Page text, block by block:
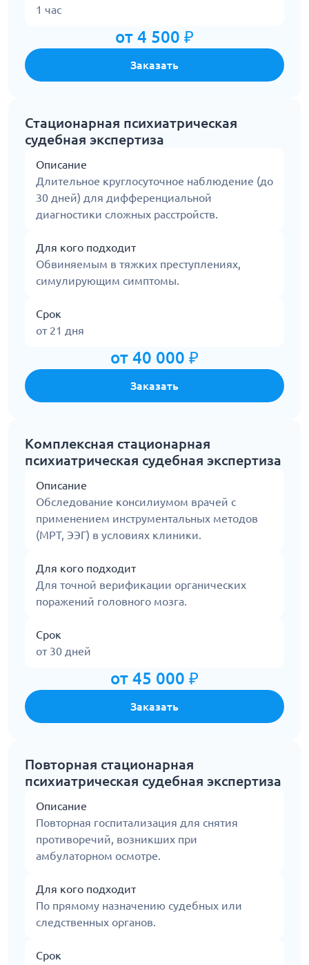
1 час
от 4 500 ₽
Заказать
Стационарная психиатрическая
судебная экспертиза
Описание
Длительное круглосуточное наблюдение (до
30 дней) для дифференциальной
диагностики сложных расстройств.
Для кого подходит
Обвиняемым в тяжких преступлениях,
симулирующим симптомы.
Срок
от 21 дня
от 40 000 ₽
Заказать
Комплексная стационарная
психиатрическая судебная экспертиза
Описание
Обследование консилиумом врачей с
применением инструментальных методов
(МРТ, ЭЭГ) в условиях клиники.
Для кого подходит
Для точной верификации органических
поражений головного мозга.
Срок
от 30 дней
от 45 000 ₽
Заказать
Повторная стационарная
психиатрическая судебная экспертиза
Описание
Повторная госпитализация для снятия
противоречий, возникших при
амбулаторном осмотре.
Для кого подходит
По прямому назначению судебных или
следственных органов.
Срок